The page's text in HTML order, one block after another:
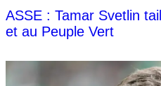
ASSE : Tamar Svetlin
et au Peuple Vert